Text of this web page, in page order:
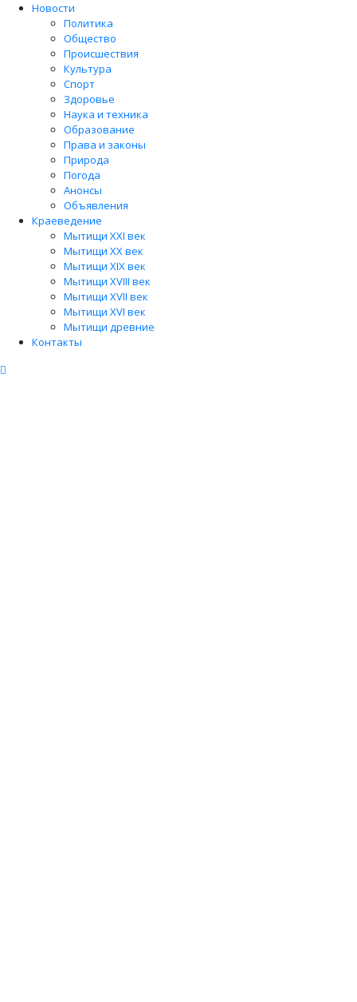
Новости
Политика
Общество
Происшествия
Культура
Спорт
Здоровье
Наука и техника
Образование
Права и законы
Природа
Погода
Анонсы
Объявления
Краеведение
Мытищи XXI век
Мытищи XX век
Мытищи XIX век
Мытищи XVIII век
Мытищи XVII век
Мытищи XVI век
Мытищи древние
Контакты